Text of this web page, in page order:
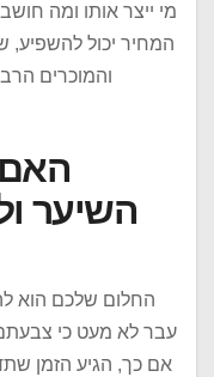
מי ייצר אותו ומה
המחיר יכול להשפיע,
והמוכרים
השיער
החלום שלכם הוא
עבר לא מעט כי
אם כך, הגיע הזמן